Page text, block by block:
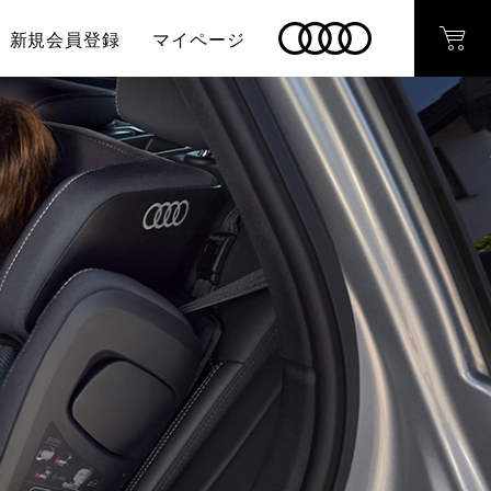
新規会員登録 マイページ